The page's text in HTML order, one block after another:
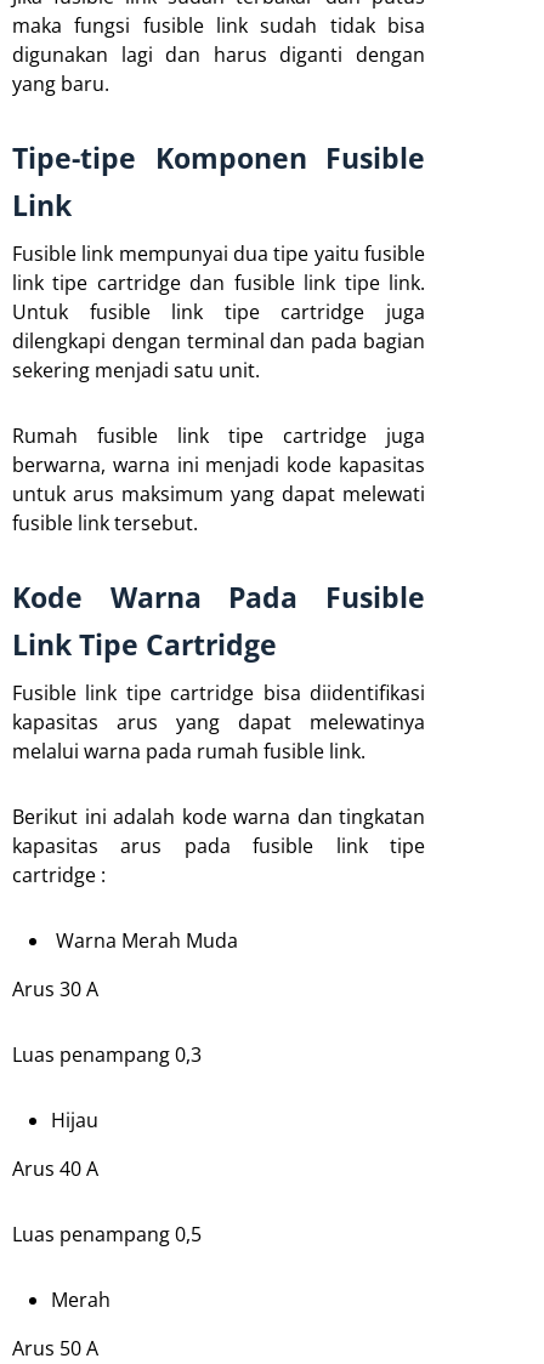
maka fungsi fusible link sudah tidak bisa
digunakan lagi dan harus diganti dengan
yang baru.
Tipe-tipe Komponen Fusible
Link
Fusible link mempunyai dua tipe yaitu fusible
link tipe cartridge dan fusible link tipe link.
Untuk fusible link tipe cartridge juga
dilengkapi dengan terminal dan pada bagian
sekering menjadi satu unit.
Rumah fusible link tipe cartridge juga
berwarna, warna ini menjadi kode kapasitas
untuk arus maksimum yang dapat melewati
fusible link tersebut.
Kode Warna Pada Fusible
Link Tipe Cartridge
Fusible link tipe cartridge bisa diidentifikasi
kapasitas arus yang dapat melewatinya
melalui warna pada rumah fusible link.
Berikut ini adalah kode warna dan tingkatan
kapasitas arus pada fusible link tipe
cartridge :
Warna Merah Muda
Arus 30 A
Luas penampang 0,3
Hijau
Arus 40 A
Luas penampang 0,5
Merah
Arus 50 A